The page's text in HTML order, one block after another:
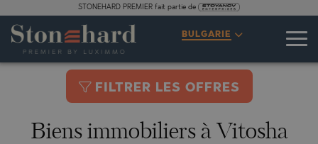
STONEHARD PREMIER fait partie de
BULGARIE
FILTRER LES OFFRES
Biens immobiliers à Vitosha